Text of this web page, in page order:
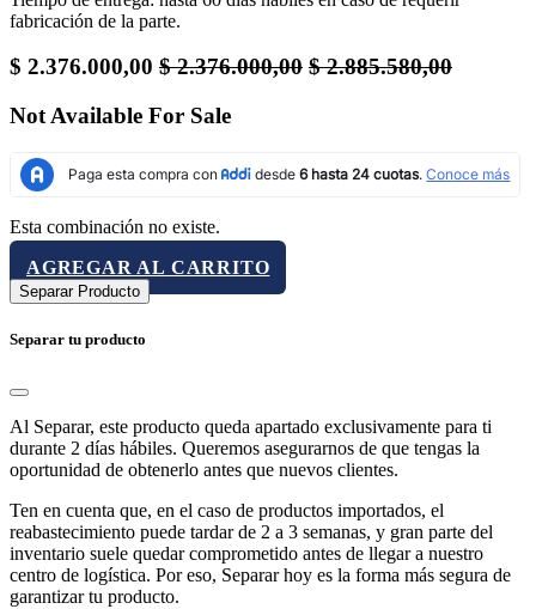
fabricación de la parte.
$ 2.376.000,00 $2.376.000,00 $2.885.580,00
Not Available For Sale
Esta combinación no existe.
AGREGAR AL CARRITO
Separar Producto
Separar tu producto
Al Separar, este producto queda apartado exclusivamente para ti
durante 2 días hábiles. Queremos asegurarnos de que tengas la
oportunidad de obtenerlo antes que nuevos clientes.
Ten en cuenta que, en el caso de productos importados, el
reabastecimiento puede tardar de 2 a 3 semanas, y gran parte del
inventario suele quedar comprometido antes de llegar a nuestro
centro de logística. Por eso, Separar hoy es la forma más segura de
garantizar tu producto.